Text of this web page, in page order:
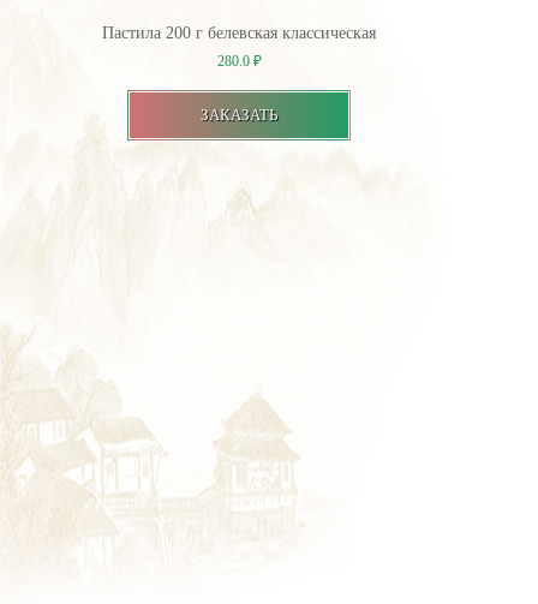
Пастила 200 г белевская классическая
280.0 ₽
ЗАКАЗАТЬ